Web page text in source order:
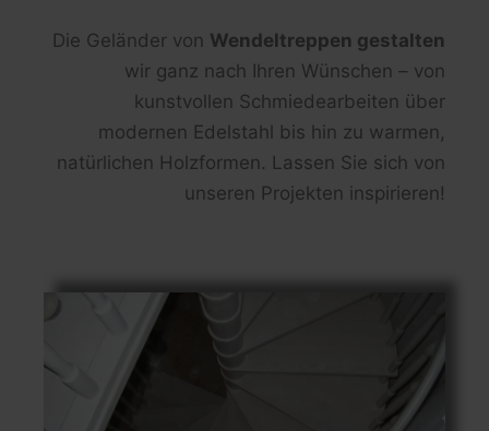
Die Geländer von Wendeltreppen gestalten
wir ganz nach Ihren Wünschen – von
kunstvollen Schmiedearbeiten über
modernen Edelstahl bis hin zu warmen,
natürlichen Holzformen. Lassen Sie sich von
unseren Projekten inspirieren!